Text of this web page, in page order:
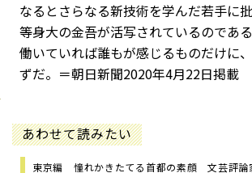
なるとさらなる新技術を学んだ若手に
等身大の金吾が活写されているのであ
働いていれば誰もが感じるものだけに
ずだ。＝朝日新聞2020年4月22日掲載
あわせて読みたい
東京編 憧れかきたてる首都の素顔 文芸評論